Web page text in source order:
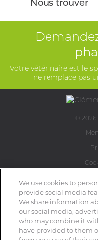
Nous trouver
Votre vétérinaire est le
ne remplace pas
© 2026
We use cookies to
provide social media
We share information
our social media,
who may combine it
have provided to them